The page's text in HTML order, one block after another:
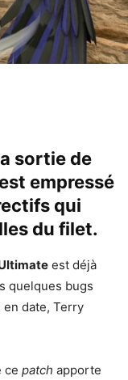
sortie de
empressé
qui
du filet.
est déjà
quelques bugs
en date, Terry
ce patch apporte